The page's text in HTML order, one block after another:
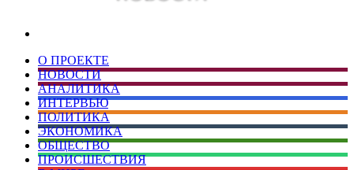
О ПРОЕКТЕ
НОВОСТИ
АНАЛИТИКА
ИНТЕРВЬЮ
ПОЛИТИКА
ЭКОНОМИКА
ОБЩЕСТВО
ПРОИСШЕСТВИЯ